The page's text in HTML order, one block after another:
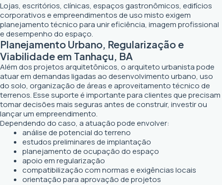
Lojas, escritórios, clínicas, espaços gastronômicos, edifícios
corporativos e empreendimentos de uso misto exigem
planejamento técnico para unir eficiência, imagem profissional
e desempenho do espaço.
Planejamento Urbano, Regularização e
Viabilidade em Tanhaçu, BA
Além dos projetos arquitetônicos, o arquiteto urbanista pode
atuar em demandas ligadas ao desenvolvimento urbano, uso
do solo, organização de áreas e aproveitamento técnico de
terrenos. Esse suporte é importante para clientes que precisam
tomar decisões mais seguras antes de construir, investir ou
lançar um empreendimento.
Dependendo do caso, a atuação pode envolver:
análise de potencial do terreno
estudos preliminares de implantação
planejamento de ocupação do espaço
apoio em regularização
compatibilização com normas e exigências locais
orientação para aprovação de projetos